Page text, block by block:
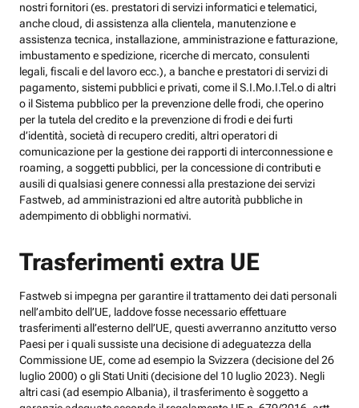
nostri fornitori (es. prestatori di servizi informatici e telematici,
anche cloud, di assistenza alla clientela, manutenzione e
assistenza tecnica, installazione, amministrazione e fatturazione,
imbustamento e spedizione, ricerche di mercato, consulenti
legali, fiscali e del lavoro ecc.), a banche e prestatori di servizi di
pagamento, sistemi pubblici e privati, come il S.I.Mo.I.Tel.o di altri
o il Sistema pubblico per la prevenzione delle frodi, che operino
per la tutela del credito e la prevenzione di frodi e dei furti
d’identità, società di recupero crediti, altri operatori di
comunicazione per la gestione dei rapporti di interconnessione e
roaming, a soggetti pubblici, per la concessione di contributi e
ausili di qualsiasi genere connessi alla prestazione dei servizi
Fastweb, ad amministrazioni ed altre autorità pubbliche in
adempimento di obblighi normativi.
Trasferimenti extra UE
Fastweb si impegna per garantire il trattamento dei dati personali
nell’ambito dell’UE, laddove fosse necessario effettuare
trasferimenti all’esterno dell’UE, questi avverranno anzitutto verso
Paesi per i quali sussiste una decisione di adeguatezza della
Commissione UE, come ad esempio la Svizzera (decisione del 26
luglio 2000) o gli Stati Uniti (decisione del 10 luglio 2023). Negli
altri casi (ad esempio Albania), il trasferimento è soggetto a